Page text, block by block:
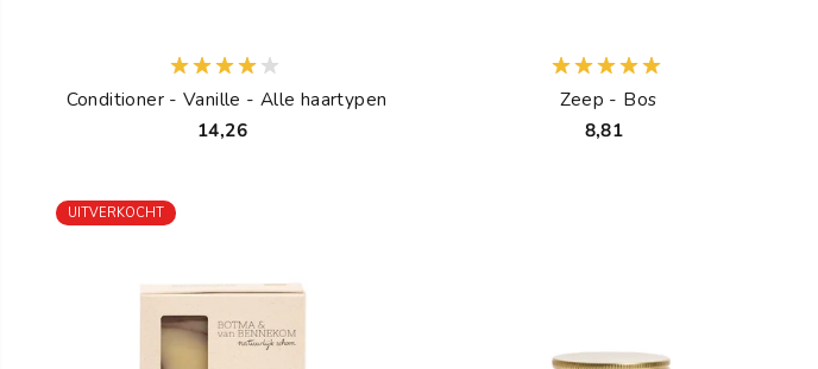
Conditioner - Vanille - Alle haartypen
14,26
Zeep - Bos
8,81
UITVERKOCHT